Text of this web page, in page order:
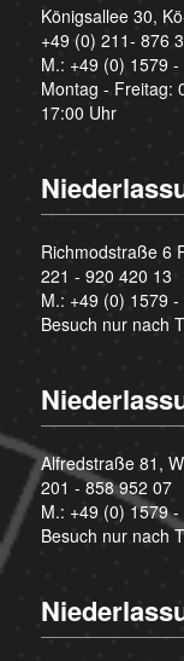
Königsallee 30,
+49 (0) 211- 876
M.: +49 (0) 1579 -
Montag - Freitag:
17:00 Uhr
Richmodstraße 6
221 - 920 420 13
M.: +49 (0) 1579 -
Besuch nur nach
Alfredstraße 81,
201 - 858 952 07
M.: +49 (0) 1579 -
Besuch nur nach